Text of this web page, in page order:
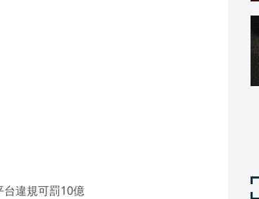
違規可罰10億